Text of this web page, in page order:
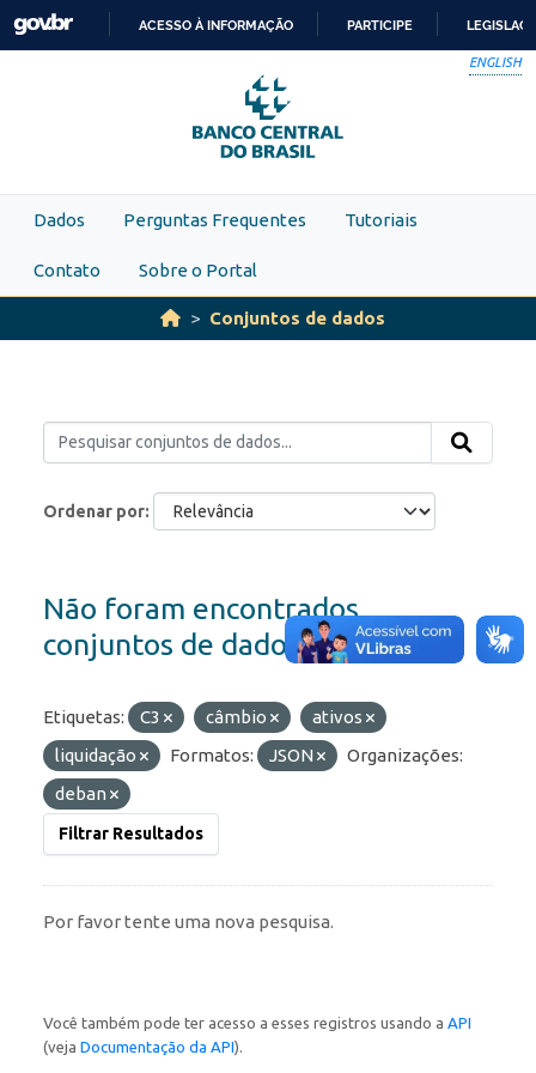
Skip to main content
PARA
O
CONTEÚDO
ACESSO À INFORMAÇÃO PARTICIPE
ENGLISH
Dados Perguntas Frequentes Tutoriais
Contato Sobre o Portal
Conjuntos de dados
Ordenar por
Não foram encontrados
conjuntos de dados
Etiquetas: C3 câmbio
ativos
liquidação
Formatos: JSON
Organizações:
deban
Filtrar Resultados
Por favor tente uma nova pesquisa.
Você também pode ter acesso a esses registros usando a API
(veja Documentação da API).